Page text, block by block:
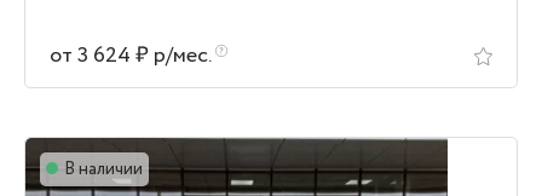
от 3 624 ₽ р/мес.
В наличии